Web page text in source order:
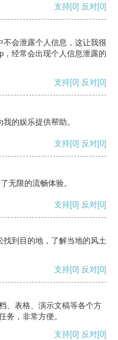
支持[0] 反对[0]
会泄露个人信息，这让我很
经常会出现个人信息泄露的
支持[0] 反对[0]
的娱乐提供帮助。
支持[0] 反对[0]
无限的流畅体验。
支持[0] 反对[0]
找到目的地，了解当地的风土
支持[0] 反对[0]
、表格、演示文稿等各个方
务，非常方便。
支持[0] 反对[0]